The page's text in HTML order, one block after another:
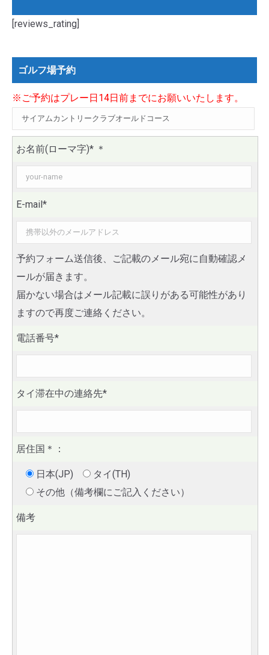
[reviews_rating]
ゴルフ場予約
※ご予約はプレー日14日前までにお願いいたします。
お名前(ローマ字)* ＊
E-mail*
予約フォーム送信後、ご記載のメール宛に自動確認メ
ールが届きます。
届かない場合はメール記載に誤りがある可能性があり
ますので再度ご連絡ください。
電話番号*
タイ滞在中の連絡先*
居住国 ＊ ：
日本(JP)
タイ(TH)
その他（備考欄にご記入ください）
備考